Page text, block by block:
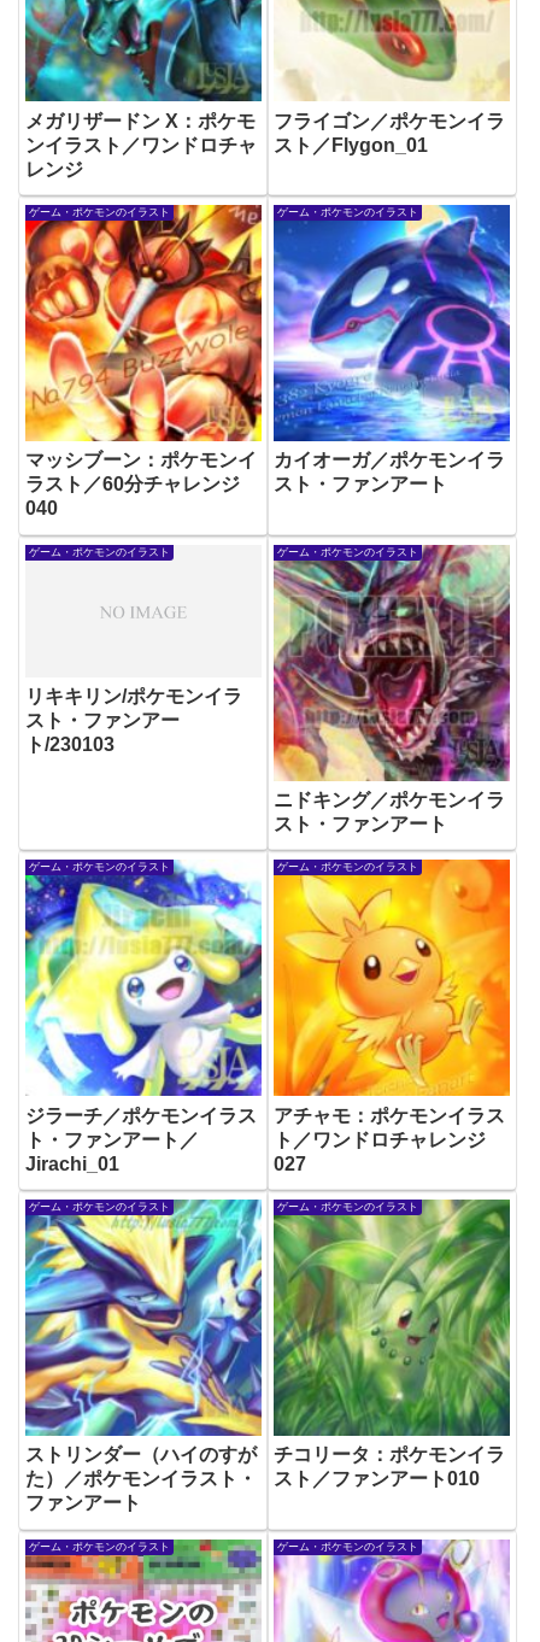
メガリザードン X：ポケモ
ンイラスト／ワンドロチャ
レンジ
フライゴン／ポケモンイラ
スト／Flygon_01
ゲーム・ポケモンのイラスト
マッシブーン：ポケモンイ
ラスト／60分チャレンジ
040
ゲーム・ポケモンのイラスト
カイオーガ／ポケモンイラ
スト・ファンアート
ゲーム・ポケモンのイラスト
リキキリン/ポケモンイラ
スト・ファンアー
ト/230103
ゲーム・ポケモンのイラスト
ニドキング／ポケモンイラ
スト・ファンアート
ゲーム・ポケモンのイラスト
ジラーチ／ポケモンイラス
ト・ファンアート／
Jirachi_01
ゲーム・ポケモンのイラスト
アチャモ：ポケモンイラス
ト／ワンドロチャレンジ
027
ゲーム・ポケモンのイラスト
ストリンダー（ハイのすが
た）／ポケモンイラスト・
ファンアート
ゲーム・ポケモンのイラスト
チコリータ：ポケモンイラ
スト／ファンアート010
ゲーム・ポケモンのイラスト ゲーム・ポケモンのイラスト